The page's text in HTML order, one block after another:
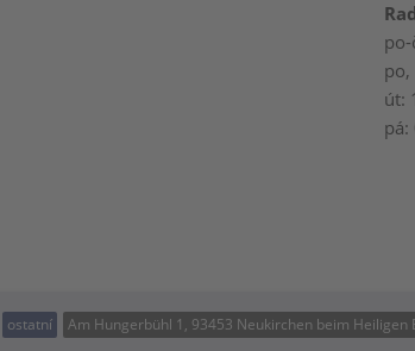
po,
út:
pá:
ostatní Am Hungerbühl 1, 93453 Neukirchen beim Heiligen